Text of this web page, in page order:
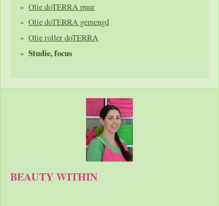
Olie doTERRA puur
Olie doTERRA gemengd
Olie roller doTERRA
Studie, focus
BEAUTY WITHIN